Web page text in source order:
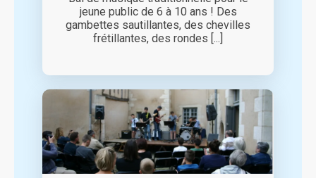
jeune public de 6 à 10 ans ! Des
gambettes sautillantes, des chevilles
frétillantes, des rondes [...]